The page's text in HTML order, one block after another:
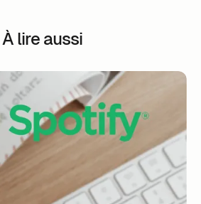
À lire aussi